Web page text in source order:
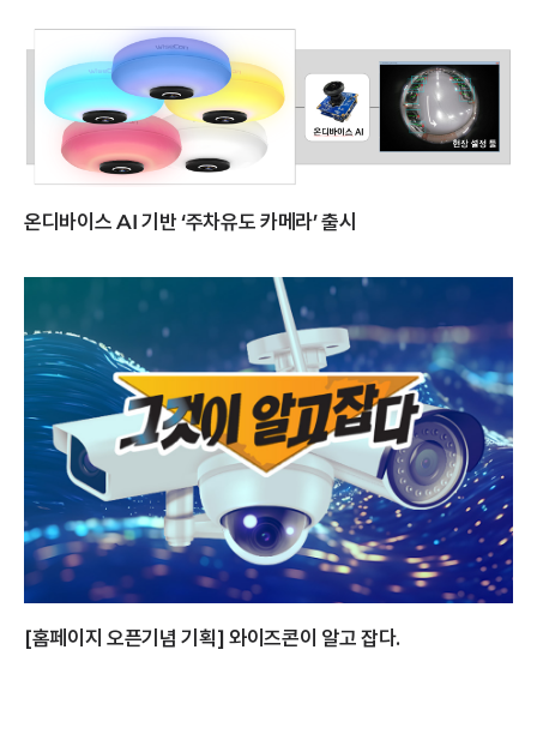
온디바이스 AI 기반 ‘주차유도 카메라’ 출시
[홈페이지 오픈기념 기획] 와이즈콘이 알고 잡다.